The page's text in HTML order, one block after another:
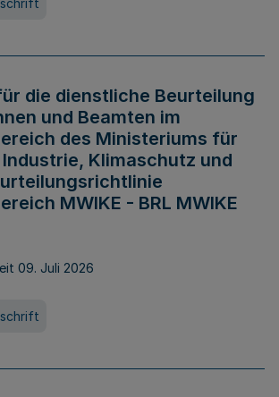
die dienstliche Beurteilung
und Beamten im
des Ministeriums für
Klimaschutz und
MWIKE - BRL MWIKE
09. Juli 2026